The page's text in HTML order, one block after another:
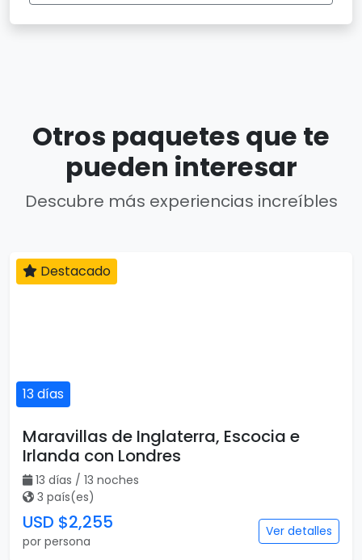
Otros paquetes que te
pueden interesar
Descubre más experiencias increíbles
13 días
Destacado
Maravillas de Inglaterra, Escocia e
Irlanda con Londres
13 días / 13 noches
3 país(es)
USD $2,255
por persona
Ver detalles